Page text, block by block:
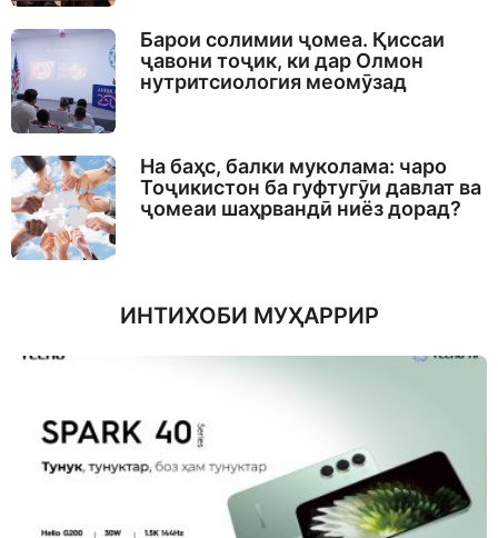
Барои солимии ҷомеа. Қиссаи
ҷавони тоҷик, ки дар Олмон
нутритсиология меомӯзад
На баҳс, балки муколама: чаро
Тоҷикистон ба гуфтугӯи давлат ва
ҷомеаи шаҳрвандӣ ниёз дорад?
ИНТИХОБИ МУҲАРРИР